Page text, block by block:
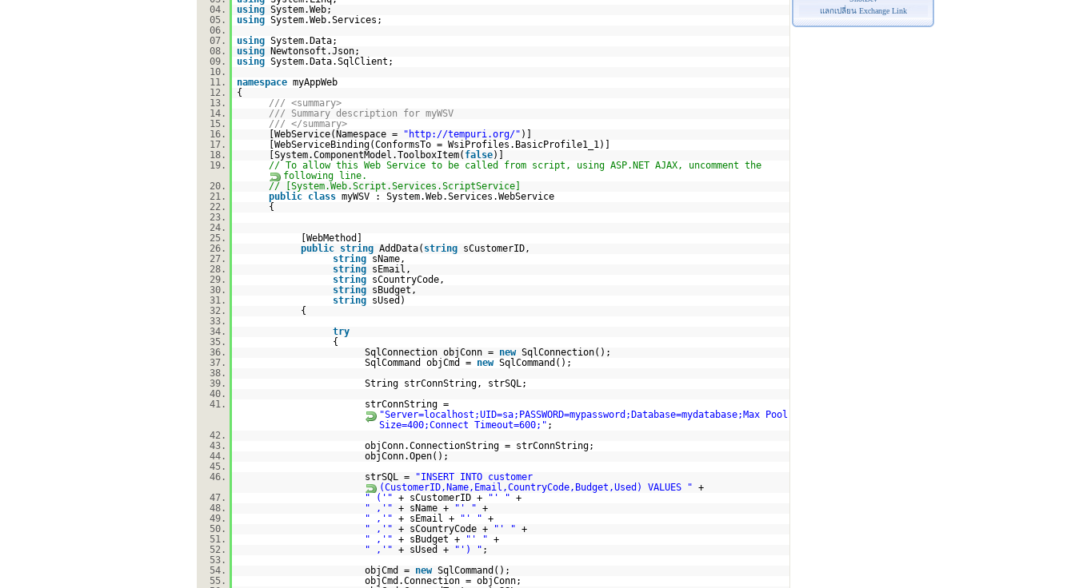
04.
using System.Web;
05.
using System.Web.Services;
06.
07.
using System.Data;
08.
using
Newtonsoft.Json;
09.
using System.Data.SqlClient;
10.
11.
namespace myAppWeb
12.
{
13.
/// <summary>
14.
/// Summary description for myWSV
15.
/// </summary>
16.
[WebService(Namespace = " http://tempuri.org/" )]
17.
[WebServiceBinding(ConformsTo = WsiProfiles.BasicProfile1_1)]
18.
[System.ComponentModel.ToolboxItem( false)]
19.
// To allow this Web Service to be called from script, using ASP.NET AJAX, uncomment the
following line.
20.
// [System.Web.Script.Services.ScriptService]
21.
public class myWSV : System.Web.Services.WebService
22.
{
23.
24.
25.
[WebMethod]
26.
public string AddData( string
sCustomerID,
27.
string
sName,
28.
string
sEmail,
29.
string
sCountryCode,
30.
string
sBudget,
31.
string
sUsed)
32.
{
33.
34.
try
35.
{
36.
SqlConnection objConn = new SqlConnection();
37.
SqlCommand objCmd = new SqlCommand();
38.
39.
String strConnString, strSQL;
40.
41.
strConnString =
"Server=localhost;UID=sa;PASSWORD=mypassword;Database=mydatabase;Max Pool
Size=400;Connect Timeout=600;" ;
42.
43.
objConn.ConnectionString = strConnString;
44.
objConn.Open();
45.
46.
strSQL =
"INSERT INTO customer
(CustomerID,Name,Email,CountryCode,Budget,Used) VALUES " +
47.
" ('" + sCustomerID + "' " +
48.
" ,'" + sName + "' " +
49.
" ,'" + sEmail + "' " +
50.
" ,'" + sCountryCode + "' " +
51.
" ,'" + sBudget + "' " +
52.
" ,'" + sUsed + "') " ;
53.
54.
objCmd = new SqlCommand();
55.
objCmd.Connection = objConn;
แลกเปลี่ยน Exchange Link